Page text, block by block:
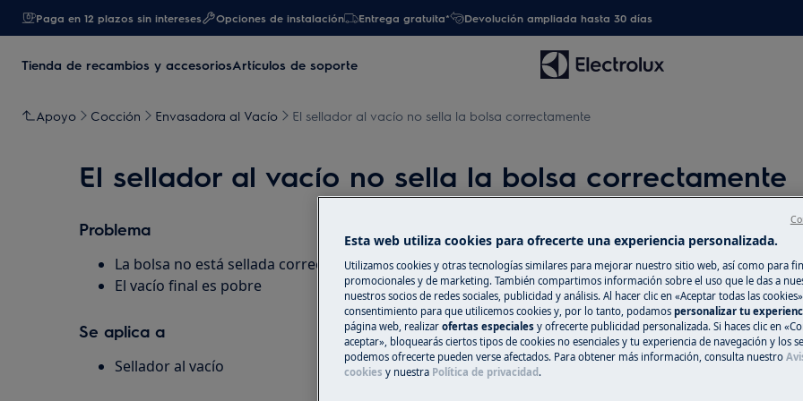
Paga en 12 plazos sin intereses Opciones de instalación Entrega gratuita* Devolución ampliada hasta 30 días
Tienda de recambios y accesoriosArtículos de soporte
Apoyo Cocción Envasadora al Vacío El sellador al vacío no sella la bolsa correctamente
El sellador al vacío no sella la bolsa correctamente
Problema
La bolsa no está sellada correctamente.
El vacío final es pobre
Se aplica a
Sellador al vacío
Repuestos y
Encuentra
electrodoméstico
recíbelos
Esta web utiliza cookies para ofrecerte una experiencia personalizada.
Utilizamos cookies y otras tecnologías similares para mejorar nuestro sitio web, así como para
promocionales y de marketing. También compartimos información sobre el uso que le das a
nuestros socios de redes sociales, publicidad y análisis. Al hacer clic en «Aceptar todas las
consentimiento para que utilicemos cookies y, por lo tanto, podamos personalizar tu
página web, realizar ofertas especiales y ofrecerte publicidad personalizada. Si haces clic en
aceptar», bloquearás ciertos tipos de cookies no esenciales y tu experiencia de navegación y los
podemos ofrecerte pueden verse afectados. Para obtener más información, consulta nuestro
cookies y nuestra Política de privacidad.